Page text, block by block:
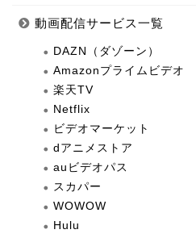
動画配信サービス一覧
DAZN（ダゾーン）
Amazonプライムビデオ
楽天TV
Netflix
ビデオマーケット
dアニメストア
auビデオパス
スカパー
WOWOW
Hulu